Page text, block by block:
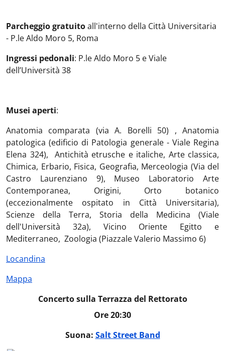
Parcheggio gratuitoall'interno della Città Universitaria
- P.le Aldo Moro 5, Roma
Ingressi pedonali: P.le Aldo Moro 5 e Viale
dell’Università 38
Musei aperti:
Anatomia comparata (via A. Borelli 50) , Anatomia
patologica (edificio di Patologia generale - Viale Regina
Elena 324), Antichità etrusche e italiche, Arte classica,
Chimica, Erbario, Fisica, Geografia, Merceologia (Via del
Castro Laurenziano 9), Museo Laboratorio Arte
Contemporanea, Origini, Orto botanico
(eccezionalmente ospitato in Città Universitaria),
Scienze della Terra, Storia della Medicina (Viale
dell'Università 32a), Vicino Oriente Egitto e
Mediterraneo, Zoologia (Piazzale Valerio Massimo 6)
Locandina
Mappa
Concerto sulla Terrazza del Rettorato
Ore 20:30
Suona: Salt Street Band